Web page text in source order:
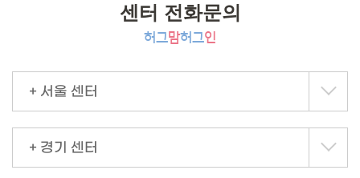
센터 전화문의
허그맘허그인
+ 서울 센터
+ 경기 센터